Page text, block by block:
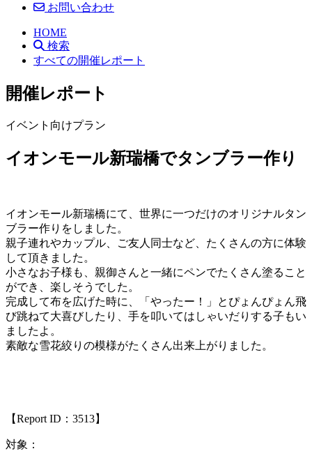
お問い合わせ
HOME
検索
すべての開催レポート
開催レポート
イベント向けプラン
イオンモール新瑞橋でタンブラー作り
イオンモール新瑞橋にて、世界に一つだけのオリジナルタン
ブラー作りをしました。
親子連れやカップル、ご友人同士など、たくさんの方に体験
して頂きました。
小さなお子様も、親御さんと一緒にペンでたくさん塗ること
ができ、楽しそうでした。
完成して布を広げた時に、「やったー！」とぴょんぴょん飛
び跳ねて大喜びしたり、手を叩いてはしゃいだりする子もい
ましたよ。
素敵な雪花絞りの模様がたくさん出来上がりました。
【Report ID：3513】
対象：